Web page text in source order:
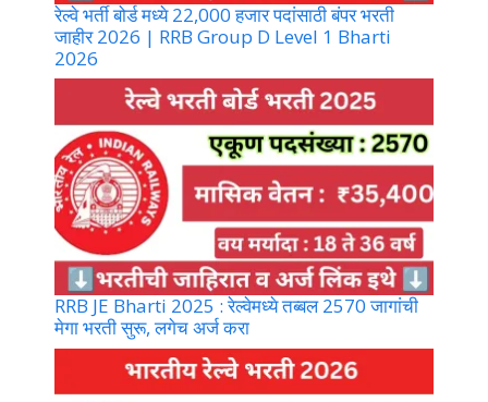
रेल्वे भर्ती बोर्ड मध्ये 22,000 हजार पदांसाठी बंपर भरती
जाहीर 2026 | RRB Group D Level 1 Bharti
2026
RRB JE Bharti 2025 : रेल्वेमध्ये तब्बल 2570 जागांची
मेगा भरती सुरू, लगेच अर्ज करा